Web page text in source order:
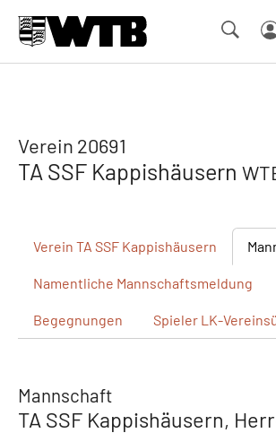
Verein 20691
TA SSF Kappishäusern
Verein TA SSF Kappishäusern
Namentliche Mannschaftsmeldung
Begegnungen Spieler LK-
Mannschaft
TA SSF Kappishäusern,